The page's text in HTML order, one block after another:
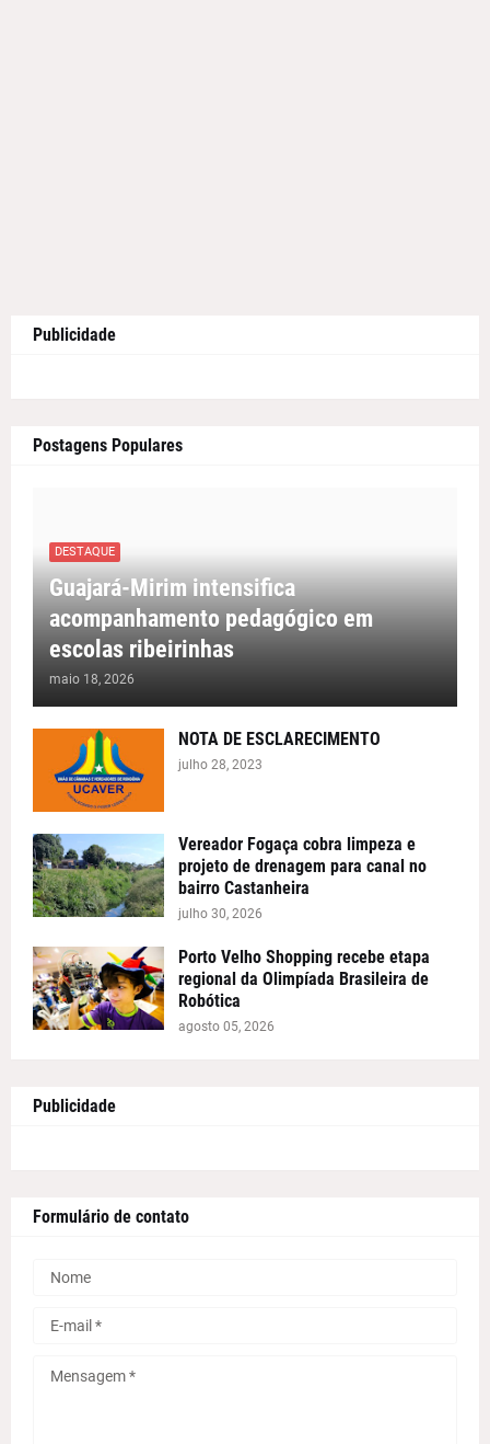
Publicidade
Postagens Populares
DESTAQUE
Guajará-Mirim intensifica
acompanhamento pedagógico em
escolas ribeirinhas
maio 18, 2026
NOTA DE ESCLARECIMENTO
julho 28, 2023
Vereador Fogaça cobra limpeza e
projeto de drenagem para canal no
bairro Castanheira
julho 30, 2026
Porto Velho Shopping recebe etapa
regional da Olimpíada Brasileira de
Robótica
agosto 05, 2026
Publicidade
Formulário de contato